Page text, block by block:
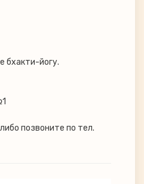
бхакти-йогу.
позвоните по тел.